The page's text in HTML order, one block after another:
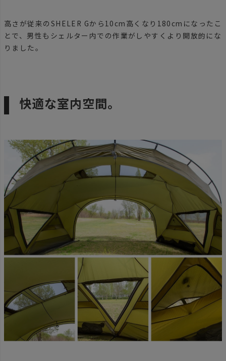
高さが従来のSHELER Gから10cm高くなり180cmになったこ
とで、男性もシェルター内での作業がしやすくより開放的にな
りました。
快適な室内空間。